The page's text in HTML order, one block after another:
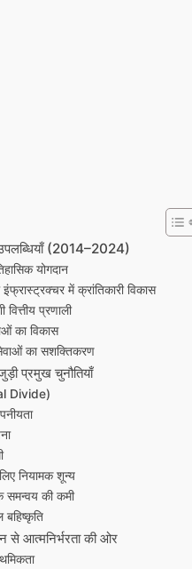
(2014–2024)
योगदान
में क्रांतिकारी विकास
प्रणाली
का विकास
का सशक्तिकरण
प्रमुख चुनौतियाँ
Divide)
नियामक शून्य
समन्वय की कमी
से आत्मनिर्भरता की ओर